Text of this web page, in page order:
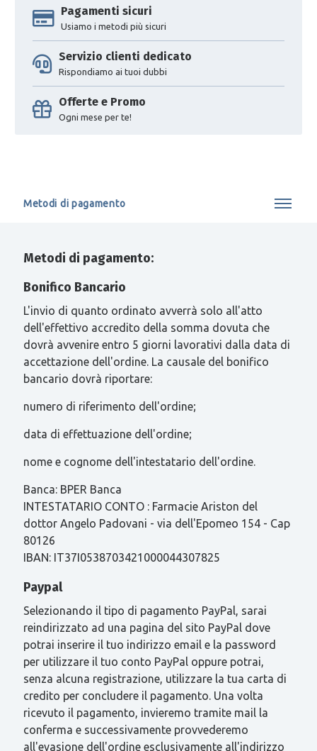
Pagamenti sicuri
Usiamo i metodi più sicuri
Servizio clienti dedicato
Rispondiamo ai tuoi dubbi
Offerte e Promo
Ogni mese per te!
Metodi di pagamento
Metodi di pagamento:
Bonifico Bancario
L'invio di quanto ordinato avverrà solo all'atto
dell'effettivo accredito della somma dovuta che
dovrà avvenire entro 5 giorni lavorativi dalla data di
accettazione dell'ordine. La causale del bonifico
bancario dovrà riportare:
numero di riferimento dell'ordine;
data di effettuazione dell'ordine;
nome e cognome dell'intestatario dell'ordine.
Banca: BPER Banca
INTESTATARIO CONTO : Farmacie Ariston del
dottor Angelo Padovani - via dell'Epomeo 154 - Cap
80126
IBAN: IT37I0538703421000044307825
Paypal
Selezionando il tipo di pagamento PayPal, sarai
reindirizzato ad una pagina del sito PayPal dove
potrai inserire il tuo indirizzo email e la password
per utilizzare il tuo conto PayPal oppure potrai,
senza alcuna registrazione, utilizzare la tua carta di
credito per concludere il pagamento. Una volta
ricevuto il pagamento, invieremo tramite mail la
conferma e successivamente provvederemo
all'evasione dell'ordine esclusivamente all'indirizzo